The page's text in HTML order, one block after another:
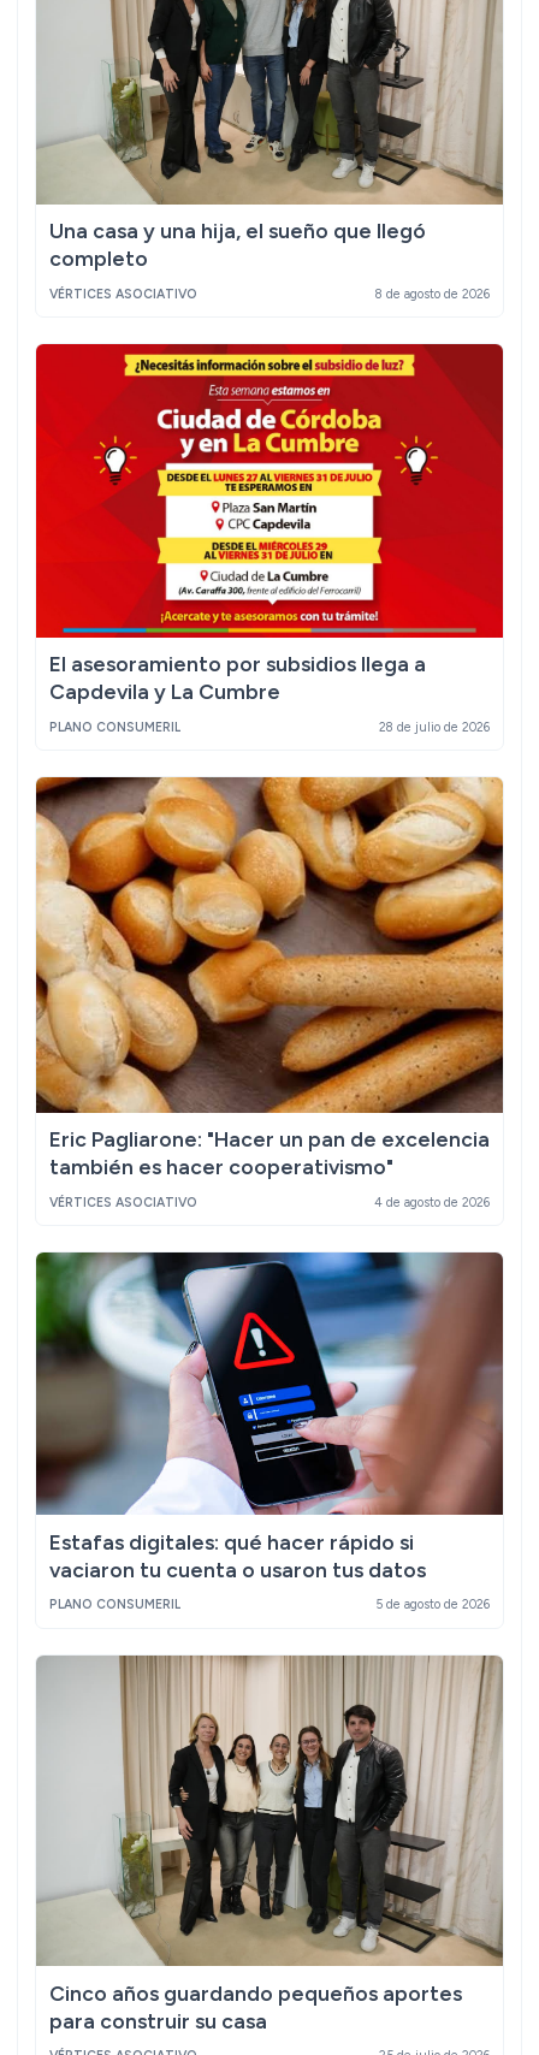
Una casa y una hija, el sueño que llegó
completo
VÉRTICES ASOCIATIVO 8 de agosto de 2026
El asesoramiento por subsidios llega a
Capdevila y La Cumbre
PLANO CONSUMERIL 28 de julio de 2026
Eric Pagliarone: "Hacer un pan de excelencia
también es hacer cooperativismo"
VÉRTICES ASOCIATIVO 4 de agosto de 2026
Estafas digitales: qué hacer rápido si
vaciaron tu cuenta o usaron tus datos
PLANO CONSUMERIL 5 de agosto de 2026
Cinco años guardando pequeños aportes
para construir su casa